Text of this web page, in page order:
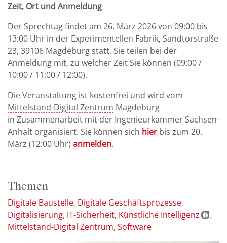
Zeit, Ort und Anmeldung
Der Sprechtag findet am 26. März 2026 von 09:00 bis
13:00 Uhr in der Experimentellen Fabrik, Sandtorstraße
23, 39106 Magdeburg statt. Sie teilen bei der
Anmeldung mit, zu welcher Zeit Sie können (09:00 /
10:00 / 11:00 / 12:00).
Die Veranstaltung ist kostenfrei und wird vom
Mittelstand-Digital Zentrum Magdeburg
in Zusammenarbeit mit der Ingenieurkammer Sachsen-
Anhalt organisiert. Sie können sich hier bis zum 20.
März (12:00 Uhr) anmelden.
Themen
Digitale Baustelle Digitale Geschäftsprozesse
Digitalisierung IT-Sicherheit Künstliche Intelligenz
Mittelstand-Digital Zentrum Software